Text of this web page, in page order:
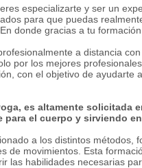
especializarte y ser un
para que puedas
donde gracias a tu
a distancia
por los mejores
con el objetivo de ayudarte
es altamente solicitada
el cuerpo y sirviendo
a los distintos métodos,
de movimientos. Esta
las habilidades necesarias